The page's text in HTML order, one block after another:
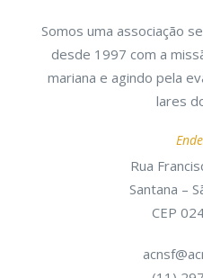
Somos uma associação
desde 1997 com a
mariana e agindo pela
lares
Rua
Santana –
CEP